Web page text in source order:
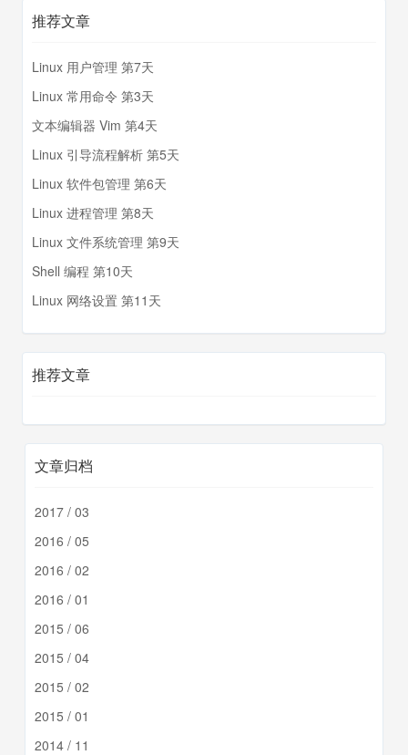
推荐文章
Linux 用户管理 第7天
Linux 常用命令 第3天
文本编辑器 Vim 第4天
Linux 引导流程解析 第5天
Linux 软件包管理 第6天
Linux 进程管理 第8天
Linux 文件系统管理 第9天
Shell 编程 第10天
Linux 网络设置 第11天
推荐文章
文章归档
2017 / 03
2016 / 05
2016 / 02
2016 / 01
2015 / 06
2015 / 04
2015 / 02
2015 / 01
2014 / 11